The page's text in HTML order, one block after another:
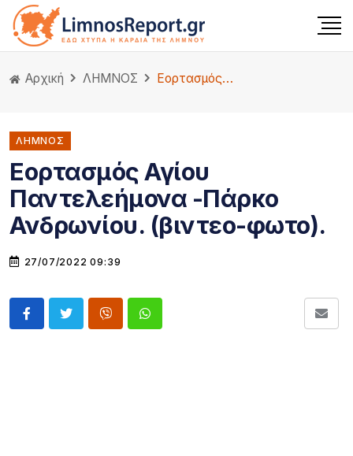
Αρχική ΛΗΜΝΟΣ Εορτασμός Αγίου Παντελεήμονα -Πάρκο Ανδρωνίου. (βιντεο-φωτο).
ΛΗΜΝΟΣ
Εορτασμός Αγίου
Παντελεήμονα -Πάρκο
Ανδρωνίου. (βιντεο-φωτο).
27/07/2022 09:39